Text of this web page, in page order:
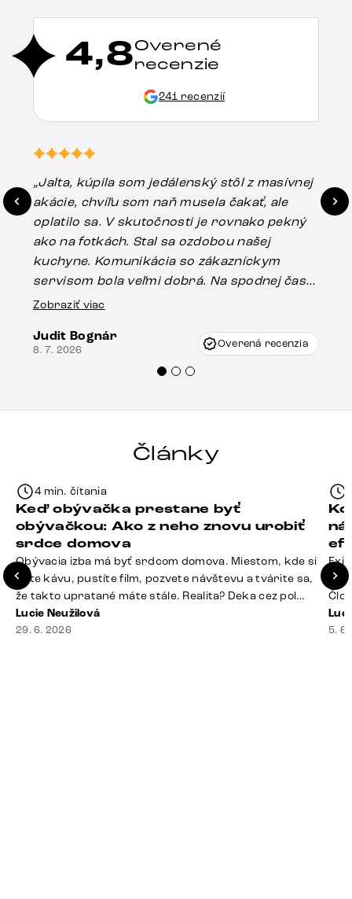
4,8Overené
recenzie
241 recenzií
„Jalta, kúpila som jedálenský stôl z masívnej
akácie, chvíľu som naň musela čakať, ale
oplatilo sa. V skutočnosti je rovnako pekný
ako na fotkách. Stal sa ozdobou našej
kuchyne. Komunikácia so zákazníckym
servisom bola veľmi dobrá. Na spodnej časti
stola bolo malé poškodenie, pravdepodobne
Vincze pri riešení mojej záležitosti pristúpili
veľmi korektne. Odporúčam produkty Delife
Zobraziť viac
Judit Bognár
8. 7. 2026 Overená recenzia
Články
4 min. čítania
Keď obývačka prestane byť
obývačkou: Ako z neho znovu urobiť
srdce domova
Obývacia izba má byť srdcom domova. Miestom, kde si
dáte kávu, pustíte film, pozvete návštevu a tvárite sa,
že takto upratané máte stále. Realita? Deka cez pol
sedačky, ovládač záhadne zmizol, konferenčný stolík
slúži ako odkladisko všetkého od účteniek po balzam
Lucie Neužilová
29. 6. 2026
si
5.